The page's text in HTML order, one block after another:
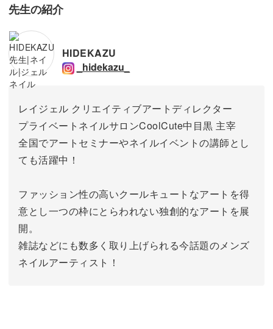
先生の紹介
HIDEKAZU
_hidekazu_
レイジェル クリエイティブアートディレクター
プライベートネイルサロンCoolCute中目黒 主宰
全国でアートセミナーやネイルイベントの講師とし
ても活躍中！
ファッション性の高いクールキュートなアートを得
意とし一つの枠にとらわれない独創的なアートを展
開。
雑誌などにも数多く取り上げられる今話題のメンズ
ネイルアーティスト！